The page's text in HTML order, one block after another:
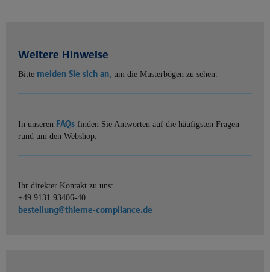
Weitere Hinweise
Bitte melden Sie sich an, um die Musterbögen zu sehen.
In unseren FAQs finden Sie Antworten auf die häufigsten Fragen
rund um den Webshop.
Ihr direkter Kontakt zu uns:
+49 9131 93406-40
bestellung@thieme-compliance.de